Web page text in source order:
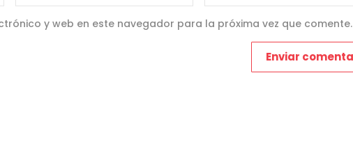
y web en este navegador para la próxima vez que comente.